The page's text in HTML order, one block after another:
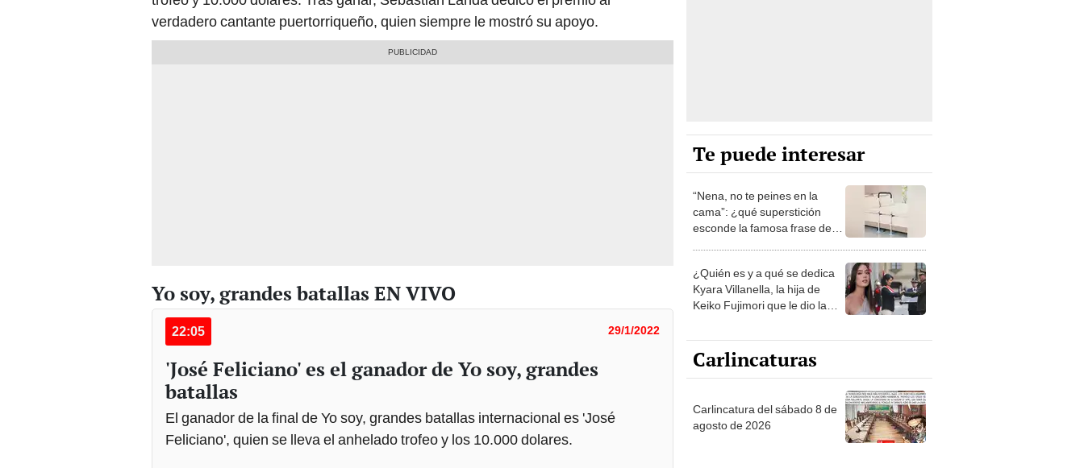
verdadero cantante puertorriqueño, quien siempre le mostró su apoyo.
Yo soy, grandes batallas EN VIVO
22:05 29/1/2022
'José Feliciano' es el ganador de Yo soy, grandes
batallas
El ganador de la final de Yo soy, grandes batallas internacional es 'José
Feliciano', quien se lleva el anhelado trofeo y los 10.000 dolares.
Te puede interesar
“Nena, no te peines en la
cama”: ¿qué superstición
esconde la famosa frase de
¿Quién es y a qué se dedica
Kyara Villanella, la hija de
Keiko Fujimori que le dio la
Carlincaturas
Carlincatura del sábado 8 de
agosto de 2026